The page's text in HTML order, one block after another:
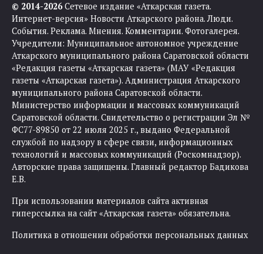
© 2014-2026Сетевое издание «Аткарская газета.
Интернет-версия» Новости Аткарского района. Люди.
События. Реклама. Мнения. Комментарии. Фотогалерея.
Учредители: Муниципальное автономное учреждение
Аткарского муниципального района Саратовской области
«Редакция газеты «Аткарская газета» (МАУ «Редакция
газеты «Аткарская газета»). Администрация Аткарского
муниципального района Саратовской области.
Министерство информации и массовых коммуникаций
Саратовской области. Свидетельство о регистрации Эл №
ФС77-89850 от 22 июля 2025 г., выдано Федеральной
службой по надзору в сфере связи, информационных
технологий и массовых коммуникаций (Роскомнадзор).
Авторские права защищены. Главный редактор Бадикова
Е.В.
При использовании материалов сайта активная
гиперссылка на сайт «Аткарская газета» обязательна.
Политика в отношении обработки персональных данных